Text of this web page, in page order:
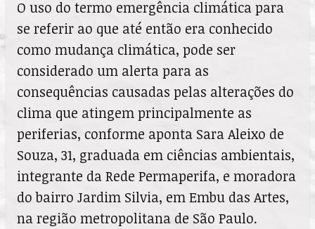
O uso do termo emergência climática para
se referir ao que até então era conhecido
como mudança climática, pode ser
considerado um alerta para as
consequências causadas pelas alterações do
clima que atingem principalmente as
periferias, conforme aponta Sara Aleixo de
Souza, 31, graduada em ciências ambientais,
integrante da Rede Permaperifa, e moradora
do bairro Jardim Silvia, em Embu das Artes,
na região metropolitana de São Paulo.